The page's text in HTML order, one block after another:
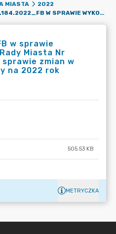
MIASTA
2022
OR.0050.184.2022_FB W SPRAWIE WYKONANIA UCHWAŁY RADY MIASTA NR 504/XXXVIII/2022 W SPRAWIE ZMIAN W BUDŻECIE MIASTA ŻORY NA 2022 ROK
w sprawie
Miasta Nr
zmian w
na 2022 rok
505.53 KB
METRYCZKA